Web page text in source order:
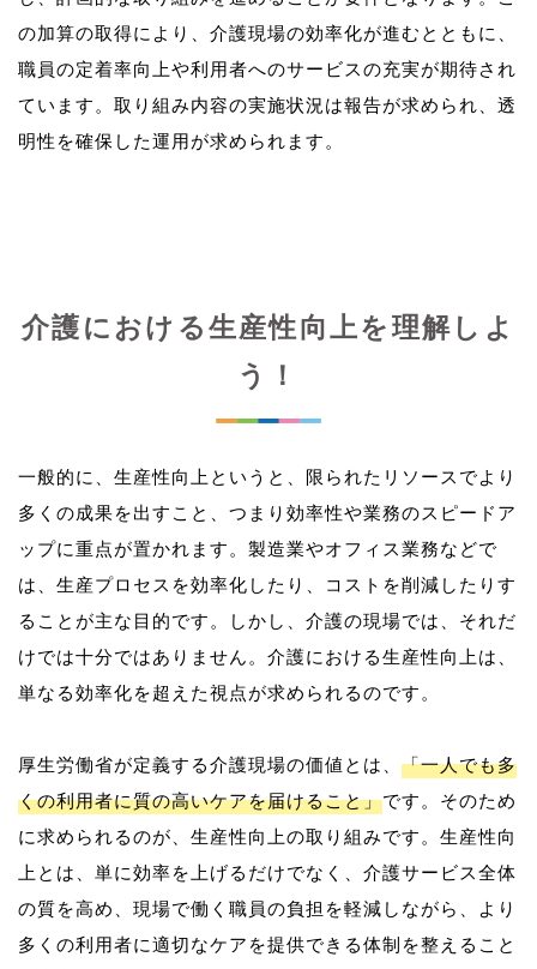
の加算の取得により、介護現場の効率化が進むとともに、
職員の定着率向上や利用者へのサービスの充実が期待され
ています。取り組み内容の実施状況は報告が求められ、透
介護における生産性向上を理解しよ
う！
一般的に、生産性向上というと、限られたリソースでより
多くの成果を出すこと、つまり効率性や業務のスピードア
ップに重点が置かれます。製造業やオフィス業務などで
は、生産プロセスを効率化したり、コストを削減したりす
ることが主な目的です。しかし、介護の現場では、それだ
けでは十分ではありません。介護における生産性向上は、
単なる効率化を超えた視点が求められるのです。
厚生労働省が定義する介護現場の価値とは、 「一人でも多
くの利用者に質の高いケアを届けること」です。そのため
に求められるのが、生産性向上の取り組みです。生産性向
上とは、単に効率を上げるだけでなく、介護サービス全体
の質を高め、現場で働く職員の負担を軽減しながら、より
多くの利用者に適切なケアを提供できる体制を整えること